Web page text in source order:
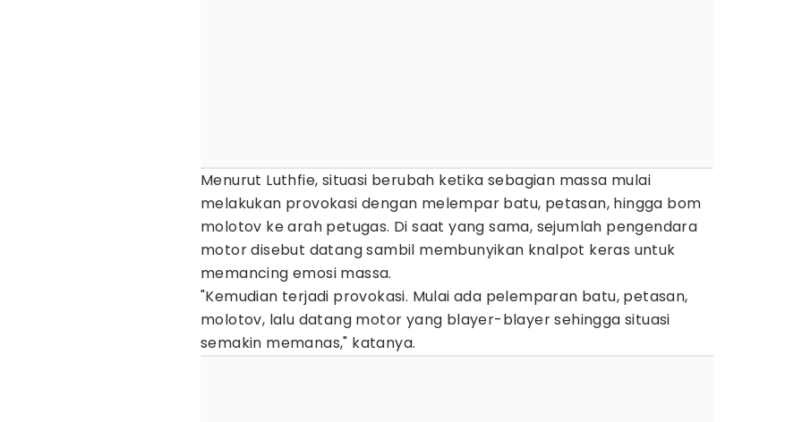
Menurut Luthfie, situasi berubah ketika sebagian massa mulai
melakukan provokasi dengan melempar batu, petasan, hingga bom
molotov ke arah petugas. Di saat yang sama, sejumlah pengendara
motor disebut datang sambil membunyikan knalpot keras untuk
memancing emosi massa.
"Kemudian terjadi provokasi. Mulai ada pelemparan batu, petasan,
molotov, lalu datang motor yang blayer-blayer sehingga situasi
semakin memanas," katanya.